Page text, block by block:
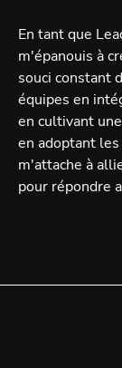
En tant que
m'épanouis à
souci constant
équipes en
en cultivant
en adoptant
m'attache à
pour répondre